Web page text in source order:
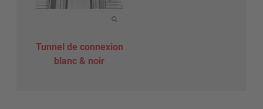
Tunnel de connexion
blanc & noir